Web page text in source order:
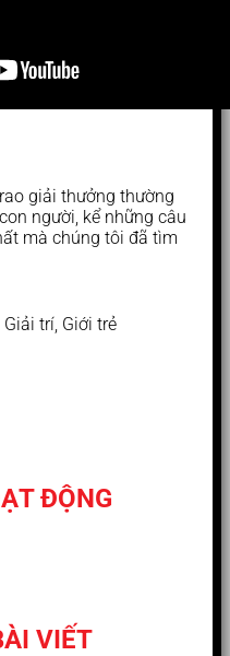
giải thưởng thường
người, kể những câu
mà chúng tôi đã tìm
trí, Giới trẻ
ĐỘNG
VIẾT